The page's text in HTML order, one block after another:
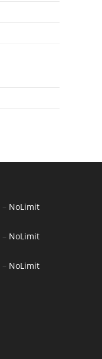
– NoLimit
– NoLimit
– NoLimit